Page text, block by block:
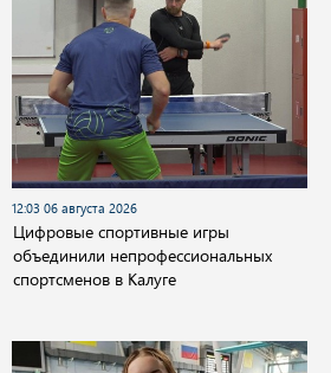
12:03 06 августа 2026
Цифровые спортивные игры
объединили непрофессиональных
спортсменов в Калуге